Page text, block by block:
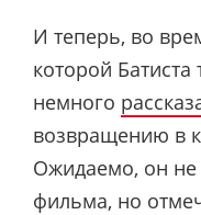
И теперь, во
которой Батиста
немного
возвращению в
Ожидаемо, он не
фильма, но